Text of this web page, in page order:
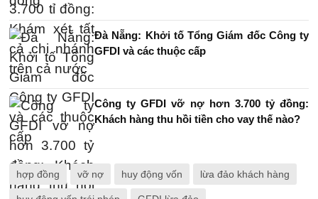
Đà Nẵng: Khởi tố Tổng Giám đốc Công ty
GFDI và các thuộc cấp
Công ty GFDI vỡ nợ hơn 3.700 tỷ đồng:
Khách hàng thu hồi tiền cho vay thế nào?
hợp đồng vỡ nợ huy động vốn lừa đảo khách hàng